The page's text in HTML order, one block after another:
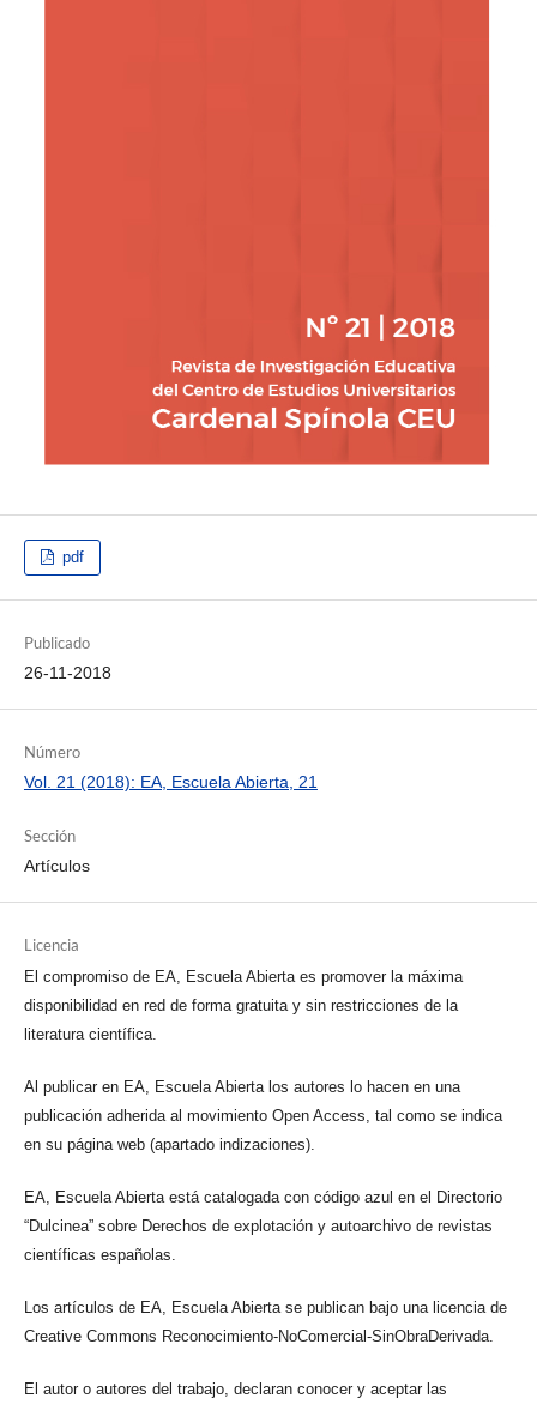
pdf
Publicado
26-11-2018
Número
Vol. 21 (2018): EA, Escuela Abierta, 21
Sección
Artículos
Licencia
El compromiso de EA, Escuela Abierta es promover la máxima
disponibilidad en red de forma gratuita y sin restricciones de la
literatura científica.
Al publicar en EA, Escuela Abierta los autores lo hacen en una
publicación adherida al movimiento Open Access, tal como se indica
en su página web (apartado indizaciones).
EA, Escuela Abierta está catalogada con código azul en el Directorio
“Dulcinea” sobre Derechos de explotación y autoarchivo de revistas
científicas españolas.
Los artículos de EA, Escuela Abierta se publican bajo una licencia de
Creative Commons Reconocimiento-NoComercial-SinObraDerivada.
El autor o autores del trabajo, declaran conocer y aceptar las